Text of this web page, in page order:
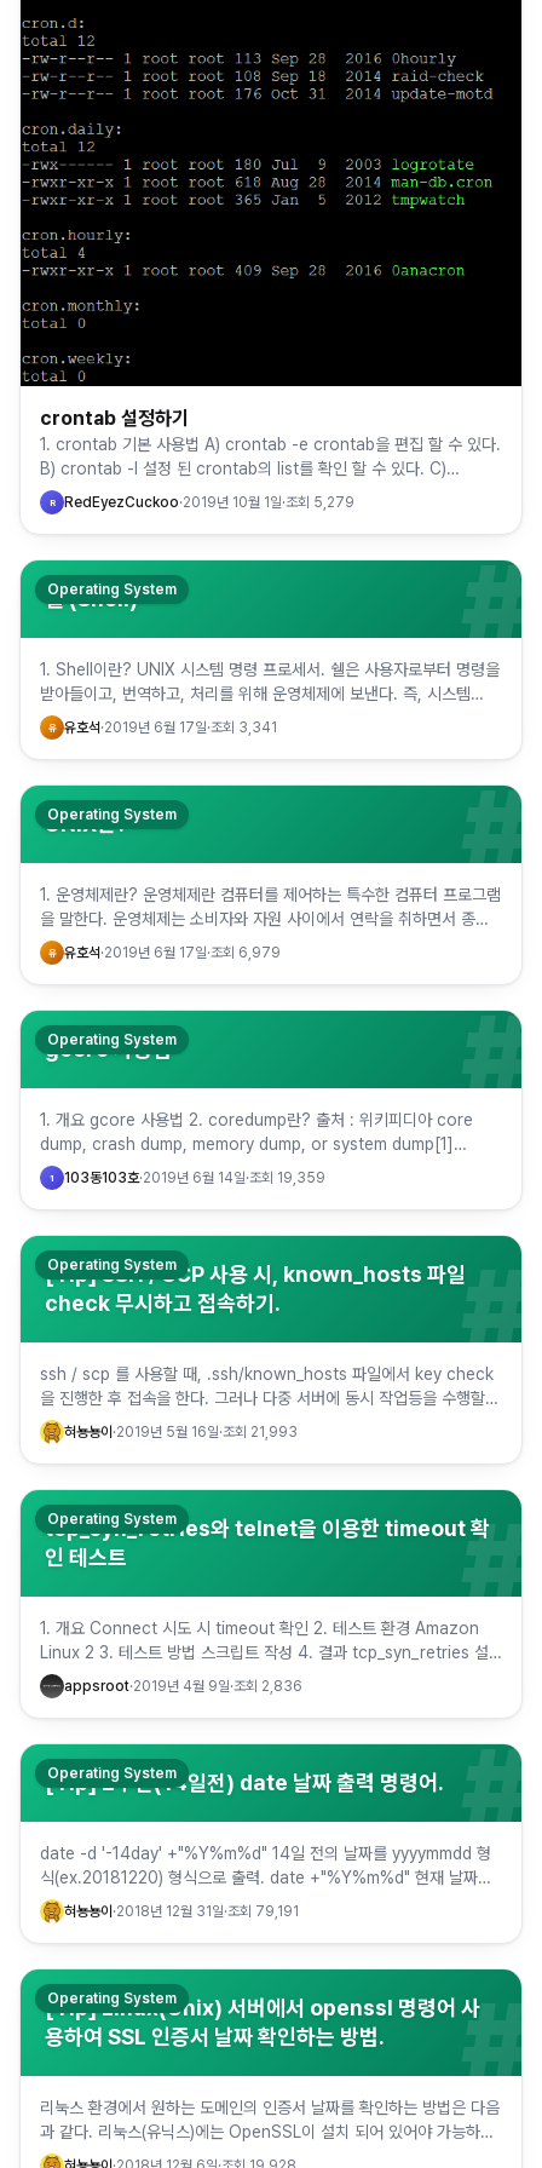
crontab 설정하기
1. crontab 기본 사용법 A) crontab -e crontab을 편집 할 수 있다.
B) crontab -l 설정 된 crontab의 list를 확인 할 수 있다. C)
crontab -r…
R RedEyezCuckoo·2019년 10월 1일·조회 5,279
셸 (Shell) #
Operating System
1. Shell이란? UNIX 시스템 명령 프로세서. 쉘은 사용자로부터 명령을
받아들이고, 번역하고, 처리를 위해 운영체제에 보낸다. 즉, 시스템
kernel을 사용자가 사용할 수 있게 해주는 일종…
유 유호석 ·2019년 6월 17일·조회 3,341
UNIX란? #
Operating System
1. 운영체제란? 운영체제란 컴퓨터를 제어하는 특수한 컴퓨터 프로그램
을 말한다. 운영체제는 소비자와 자원 사이에서 연락을 취하면서 종종
제한된 자원을 다수의 소비자들 사이에 할당하는 것을 조정한다.…
유 유호석 ·2019년 6월 17일·조회 6,979
gcore 사용법 #
Operating System
1. 개요 gcore 사용법 2. coredump란? 출처 : 위키피디아 core
dump, crash dump, memory dump, or system dump[1]
consists of the…
1 103동103호·2019년 6월 14일·조회 19,359
[Tip] SSH / SCP 사용 시, known_hosts 파일
check 무시하고 접속하기.
#
Operating System
ssh / scp 를 사용할 때, .ssh/known_hosts 파일에서 key check
을 진행한 후 접속을 한다. 그러나 다중 서버에 동시 작업등을 수행할
때, yes/no 질문으로 인해 지연되…
혀뇽뇽이 ·2019년 5월 16일·조회 21,993
tcp_syn_retries와 telnet을 이용한 timeout 확
인 테스트
#
Operating System
1. 개요 Connect 시도 시 timeout 확인 2. 테스트 환경 Amazon
Linux 2 3. 테스트 방법 스크립트 작성 4. 결과 tcp_syn_retries 설
정 Test#1 Timeo…
appsroot·2019년 4월 9일·조회 2,836
[Tip] 2주전(14일전) date 날짜 출력 명령어. #
Operating System
date -d '-14day' +"%Y%m%d" 14일 전의 날짜를 yyyymmdd 형
식(ex.20181220) 형식으로 출력. date +"%Y%m%d" 현재 날짜를
yyyymmdd 형식으로 출력…
혀뇽뇽이 ·2018년 12월 31일·조회 79,191
[Tip] Linux(Unix) 서버에서 openssl 명령어 사
용하여 SSL 인증서 날짜 확인하는 방법.
#
Operating System
리눅스 환경에서 원하는 도메인의 인증서 날짜를 확인하는 방법은 다음
과 같다. 리눅스(유닉스)에는 OpenSSL이 설치 되어 있어야 가능하다.
google.com의 인증서 날짜를 확인하려면 다음과 같…